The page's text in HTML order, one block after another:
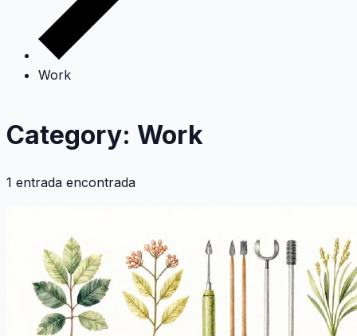
Work
Category: Work
1 entrada encontrada